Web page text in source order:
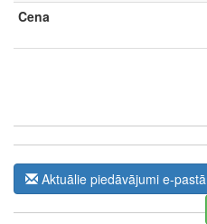
Cena
Aktuālie piedāvājumi e-pastā